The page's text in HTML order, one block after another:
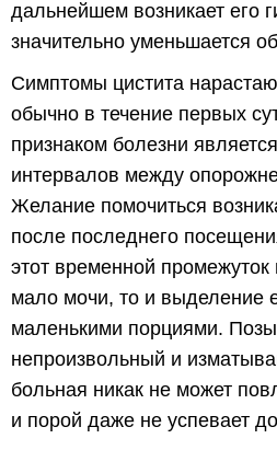
дальнейшем возникает его
значительно уменьшается
Симптомы цистита
обычно в течение первых
признаком болезни
интервалов между
Желание помочиться
после последнего
этот временной промежуток
мало мочи, то и выделение
маленькими порциями.
непроизвольный и
больная никак не может
и порой даже не успевает